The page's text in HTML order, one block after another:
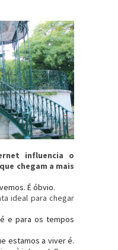
influencia o
chegam a mais
É óbvio.
ideal para chegar
e para os tempos
estamos a viver é.